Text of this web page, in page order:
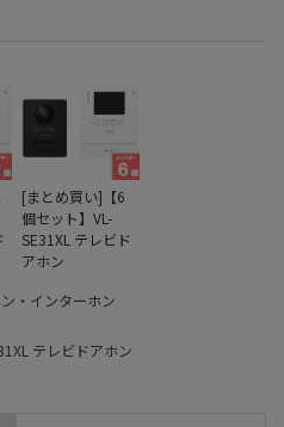
[まとめ買い]【6
個セット】VL-
SE31XL テレビド
アホン
・インターホン
テレビドアホン